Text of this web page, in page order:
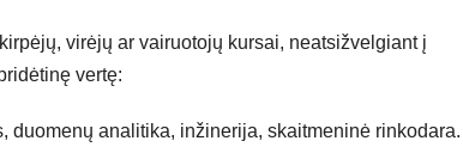
virėjų ar vairuotojų kursai, neatsižvelgiant į
vertę:
duomenų analitika, inžinerija, skaitmeninė rinkodara.